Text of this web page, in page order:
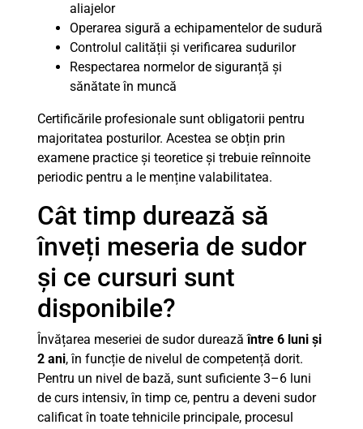
aliajelor
Operarea sigură a echipamentelor de sudură
Controlul calității și verificarea sudurilor
Respectarea normelor de siguranță și
sănătate în muncă
Certificările profesionale sunt obligatorii pentru
majoritatea posturilor. Acestea se obțin prin
examene practice și teoretice și trebuie reînnoite
periodic pentru a le menține valabilitatea.
Cât timp durează să
înveți meseria de sudor
și ce cursuri sunt
disponibile?
Învățarea meseriei de sudor dureazăîntre 6 luni și
2 ani, în funcție de nivelul de competență dorit.
Pentru un nivel de bază, sunt suficiente 3–6 luni
de curs intensiv, în timp ce, pentru a deveni sudor
calificat în toate tehnicile principale, procesul